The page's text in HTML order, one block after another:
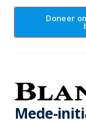
Doneer
Mede-